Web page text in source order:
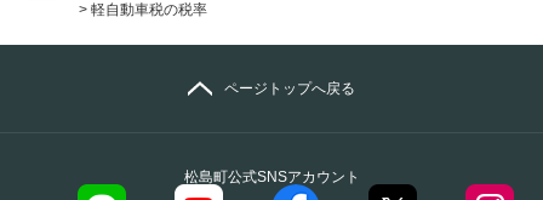
> 軽自動車税の税率
松島町公式SNSアカウント
ページトップへ戻る